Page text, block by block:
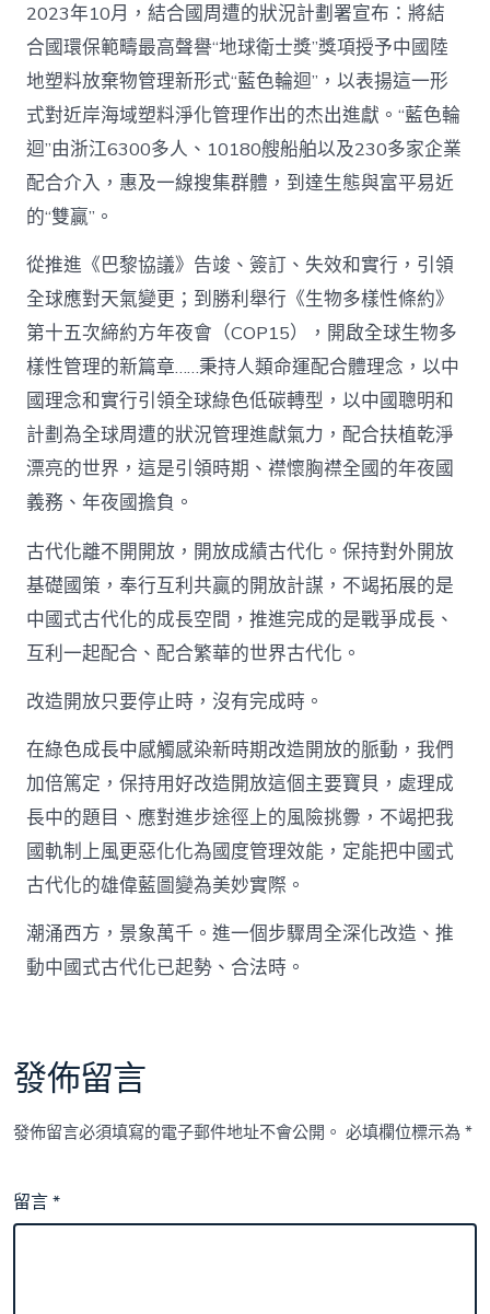
2023年10月，結合國周遭的狀況計劃署宣布：將結
合國環保範疇最高聲譽“地球衛士獎”獎項授予中國陸
地塑料放棄物管理新形式“藍色輪迴”，以表揚這一形
式對近岸海域塑料淨化管理作出的杰出進獻。“藍色輪
迴”由浙江6300多人、10180艘船舶以及230多家企業
配合介入，惠及一線搜集群體，到達生態與富平易近
的“雙贏”。
從推進《巴黎協議》告竣、簽訂、失效和實行，引領
全球應對天氣變更；到勝利舉行《生物多樣性條約》
第十五次締約方年夜會（COP15），開啟全球生物多
樣性管理的新篇章……秉持人類命運配合體理念，以中
國理念和實行引領全球綠色低碳轉型，以中國聰明和
計劃為全球周遭的狀況管理進獻氣力，配合扶植乾淨
漂亮的世界，這是引領時期、襟懷胸襟全國的年夜國
義務、年夜國擔負。
古代化離不開開放，開放成績古代化。保持對外開放
基礎國策，奉行互利共贏的開放計謀，不竭拓展的是
中國式古代化的成長空間，推進完成的是戰爭成長、
互利一起配合、配合繁華的世界古代化。
改造開放只要停止時，沒有完成時。
在綠色成長中感觸感染新時期改造開放的脈動，我們
加倍篤定，保持用好改造開放這個主要寶貝，處理成
長中的題目、應對進步途徑上的風險挑釁，不竭把我
國軌制上風更惡化化為國度管理效能，定能把中國式
古代化的雄偉藍圖變為美妙實際。
潮涌西方，景象萬千。進一個步驟周全深化改造、推
動中國式古代化已起勢、合法時。
發佈留言
發佈留言必須填寫的電子郵件地址不會公開。 必填欄位標示為*
留言*